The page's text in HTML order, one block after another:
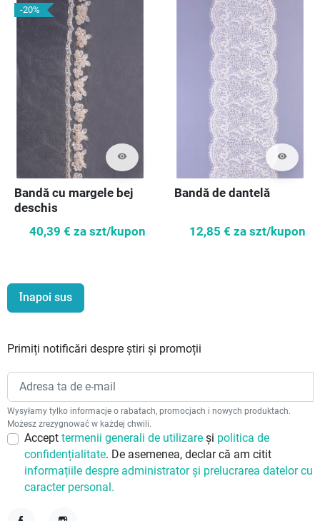
-20%
visibility
Bandă cu margele bej
deschis
40,39 € za szt/kupon
visibility
Bandă de dantelă
12,85 € za szt/kupon
Înapoi sus
Primiți notificări despre știri și promoții
Wysyłamy tylko informacje o rabatach, promocjach i nowych produktach.
Możesz zrezygnować w każdej chwili.
Accept termenii generali de utilizare și politica de
confidențialitate. De asemenea, declar că am citit
informațiile despre administrator și prelucrarea datelor cu
caracter personal.